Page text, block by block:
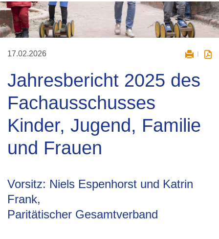
17.02.2026
Jahresbericht 2025 des
Fachausschusses
Kinder, Jugend, Familie
und Frauen
Vorsitz: Niels Espenhorst und Katrin
Frank,
Paritätischer Gesamtverband